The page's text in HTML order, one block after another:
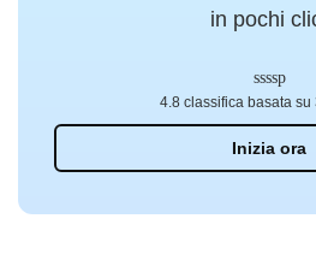
in pochi
Inizia ora
4.8 classifica basata su